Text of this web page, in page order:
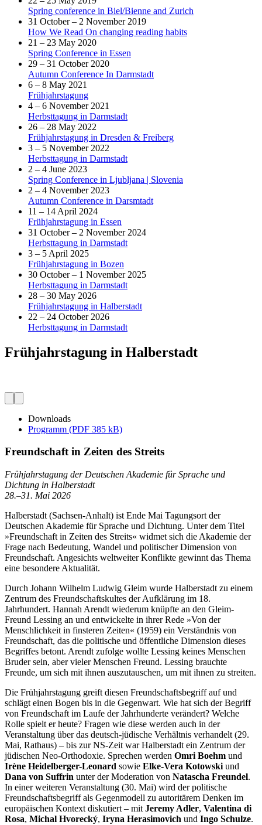
Spring conference in Biel/Bienne and Zurich
31 October – 2 November 2019
How We Read On changing reading habits
21 – 23 May 2020
Spring Conference in Essen
29 – 31 October 2020
Autumn Conference In Darmstadt
6 – 8 May 2021
Frühjahrstagung
4 – 6 November 2021
Herbsttagung in Darmstadt
26 – 28 May 2022
Frühjahrstagung in Dresden & Freiberg
3 – 5 November 2022
Herbsttagung in Darmstadt
2 – 4 June 2023
Spring Conference in Ljubljana | Slovenia
2 – 4 November 2023
Autumn Conference in Darsmtadt
11 – 14 April 2024
Frühjahrstagung in Essen
31 October – 2 November 2024
Herbsttagung in Darmstadt
3 – 5 April 2025
Frühjahrstagung in Bozen
30 October – 1 November 2025
Herbsttagung in Darmstadt
28 – 30 May 2026
Frühjahrstagung in Halberstadt
22 – 24 October 2026
Herbsttagung in Darmstadt
Frühjahrstagung in Halberstadt
Downloads
Programm (PDF 385 kB)
Freundschaft in Zeiten des Streits
Frühjahrstagung der Deutschen Akademie für Sprache und
Dichtung in Halberstadt
28.–31. Mai 2026
Halberstadt (Sachsen-Anhalt) ist Ende Mai Tagungsort der
Deutschen Akademie für Sprache und Dichtung. Unter dem Titel
»Freundschaft in Zeiten des Streits« widmet sich die Akademie der
Frage nach Bedeutung, Wandel und politischer Dimension von
Freundschaft. Angesichts weltweiter Konflikte gewinnt das Thema
eine besondere Aktualität.
Durch Johann Wilhelm Ludwig Gleim wurde Halberstadt zu einem
Zentrum des Freundschaftskultes der Aufklärung im 18.
Jahrhundert. Hannah Arendt wiederum knüpfte an den Gleim-
Freund Lessing an und entwickelte in ihrer Rede »Von der
Menschlichkeit in finsteren Zeiten« (1959) ein Verständnis von
Freundschaft, das die politische und öffentliche Dimension dieses
Begriffes betont. Arendt zufolge wollte Lessing keines Menschen
Bruder sein, aber vieler Menschen Freund. Lessing brauchte
Freunde, um sich mit ihnen auszutauschen, um mit ihnen zu streiten.
Die Frühjahrstagung greift diesen Freundschaftsbegriff auf und
schlägt einen Bogen bis in die Gegenwart. Wie hat sich der Begriff
von Freundschaft im Laufe der Jahrhunderte verändert? Welche
Rolle spielt er heute? Fragen wie diese werden auch in der
Veranstaltung über das deutsch-jüdische Verhältnis verhandelt (29.
Mai, Rathaus) – bis zur NS-Zeit war Halberstadt ein Zentrum der
jüdischen Neo-Orthodoxie. Sprechen werden Omri Boehm und
Irène Heidelberger-Leonard sowie Elke-Vera Kotowski und
Dana von Suffrin unter der Moderation von Natascha Freundel.
In einer weiteren Veranstaltung (30. Mai) wird der politische
Freundschaftsbegriff als Gegenmodell zu autoritärem Denken im
europäischen Kontext diskutiert – mit Jeremy Adler, Valentina di
Rosa, Michal Hvorecký, Iryna Herasimovich und Ingo Schulze.